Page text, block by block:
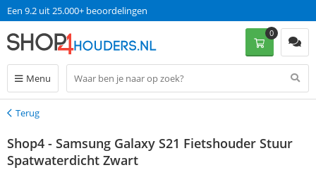
Een 9.2 uit 25.000+ beoordelingen
Menu
0
Terug
Terug
Shop4 - Samsung Galaxy S21 Fietshouder Stuur
Spatwaterdicht Zwart